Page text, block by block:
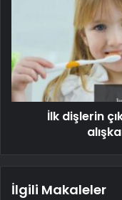
İlk dişlerin
İlgili Makaleler